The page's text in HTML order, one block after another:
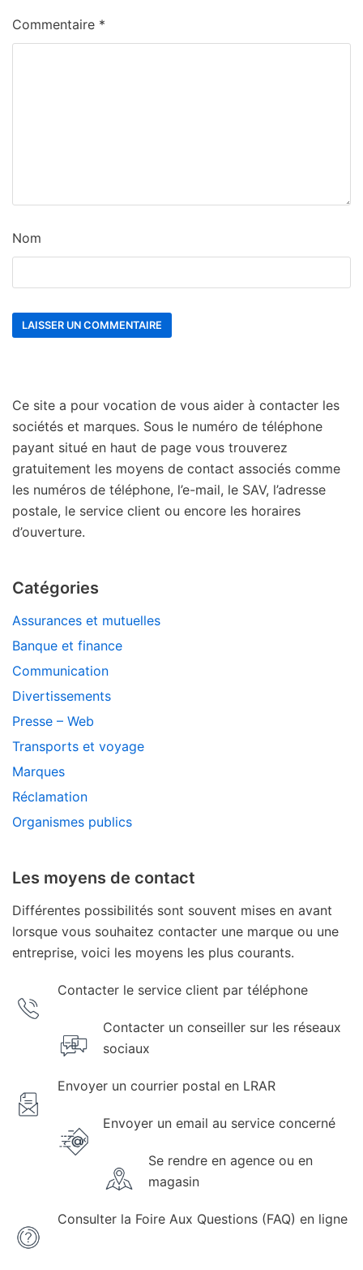
Commentaire *
Nom
Ce site a pour vocation de vous aider à contacter les
sociétés et marques. Sous le numéro de téléphone
payant situé en haut de page vous trouverez
gratuitement les moyens de contact associés comme
les numéros de téléphone, l’e-mail, le SAV, l’adresse
postale, le service client ou encore les horaires
d’ouverture.
Catégories
Assurances et mutuelles
Banque et finance
Communication
Divertissements
Presse – Web
Transports et voyage
Marques
Réclamation
Organismes publics
Les moyens de contact
Différentes possibilités sont souvent mises en avant
lorsque vous souhaitez contacter une marque ou une
entreprise, voici les moyens les plus courants.
Contacter le service client par téléphone
Contacter un conseiller sur les réseaux
sociaux
Envoyer un courrier postal en LRAR
Envoyer un email au service concerné
Se rendre en agence ou en
magasin
Consulter la Foire Aux Questions (FAQ) en ligne